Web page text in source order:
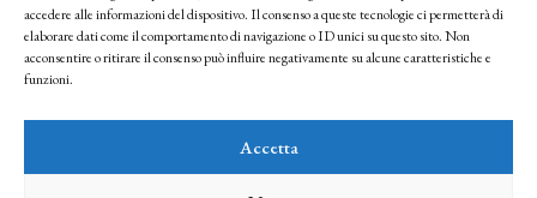
accedere alle informazioni del dispositivo. Il consenso a queste tecnologie ci permetterà di
elaborare dati come il comportamento di navigazione o ID unici su questo sito. Non
acconsentire o ritirare il consenso può influire negativamente su alcune caratteristiche e
funzioni.
Accetta
Facendo clic per iscriverti, riconosci che le tue informazioni saranno trattate
seguendo la nostra Privacy Policy
© 2025 Istituto Matteucci. All right reserved
l’autorizzazione scritta dei proprietari dei diritti e dell’Istituto Matteucci